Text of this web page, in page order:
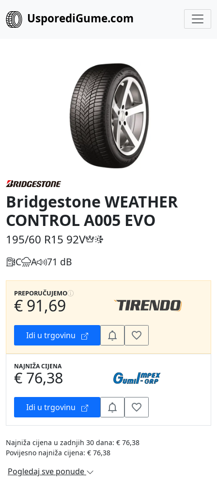
UsporediGume.com
Bridgestone WEATHER
CONTROL A005 EVO
195/60 R15 92V
C A 71 dB
PREPORUČUJEMO
€ 91,69
Idi u trgovinu
NAJNIŽA CIJENA
€ 76,38
Idi u trgovinu
Najniža cijena u zadnjih 30 dana: € 76,38
Povijesno najniža cijena: € 76,38
Pogledaj sve ponude